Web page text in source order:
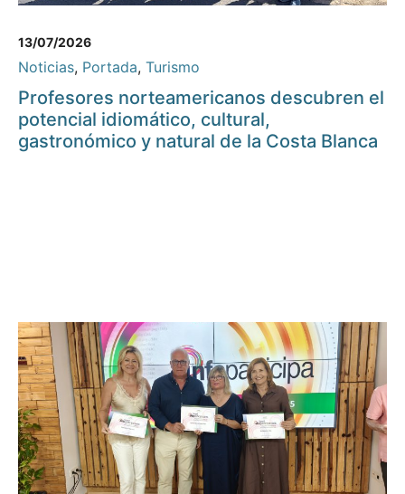
13/07/2026
Noticias, Portada, Turismo
Profesores norteamericanos descubren el
potencial idiomático, cultural,
gastronómico y natural de la Costa Blanca